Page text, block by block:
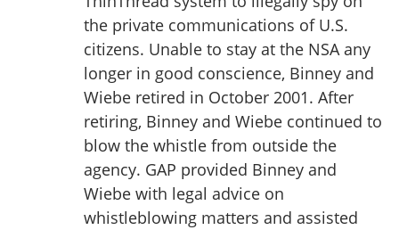
the private communications of U.S.
citizens. Unable to stay at the NSA any
longer in good conscience, Binney and
Wiebe retired in October 2001. After
retiring, Binney and Wiebe continued to
blow the whistle from outside the
agency. GAP provided Binney and
Wiebe with legal advice on
whistleblowing matters and assisted